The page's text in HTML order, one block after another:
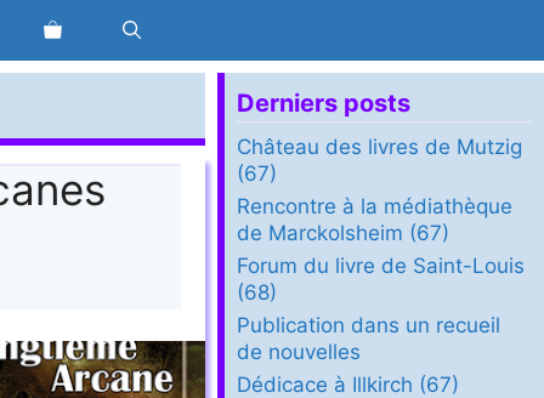
Derniers posts
Château des livres de Mutzig
(67)
Rencontre à la médiathèque
de Marckolsheim (67)
Forum du livre de Saint-Louis
(68)
Publication dans un recueil
de nouvelles
Dédicace à Illkirch (67)